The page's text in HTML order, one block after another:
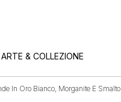
ARTE & COLLEZIONE
In Oro Bianco, Morganite E Smalto